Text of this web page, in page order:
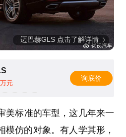
迈巴赫GLS 点击了解详情
元
询底价
美标准的车型，这几年来一
模仿的对象。有人学其形，